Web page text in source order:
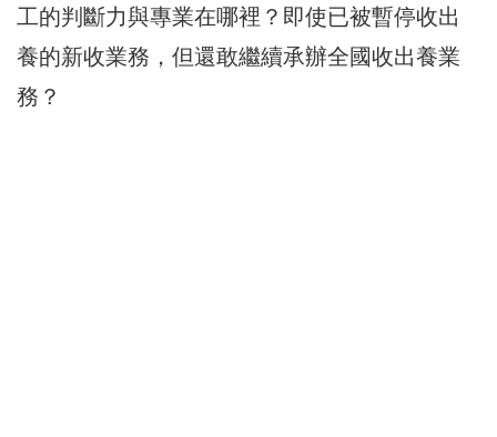
工的判斷力與專業在哪裡？即使已被暫停收出
養的新收業務，但還敢繼續承辦全國收出養業
務？